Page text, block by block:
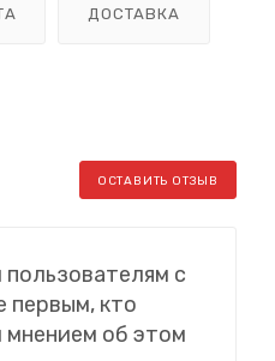
ДОСТАВКА
ОСТАВИТЬ ОТЗЫВ
с
первым, кто
мнением об этом